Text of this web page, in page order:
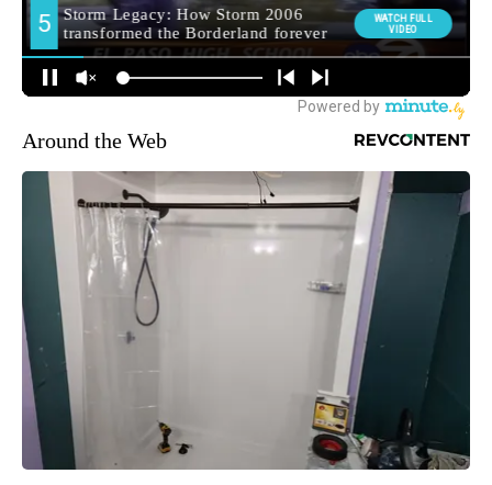
Around the Web